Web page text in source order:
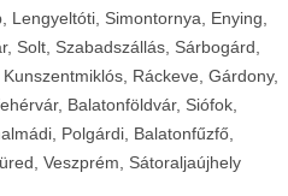
AI hirdetési automatizálás
konstrukció megbízható
teljesítményhez.
iparikonyhagepek.hu
kereskedelmi tésztakeverő
és sajtszeletelő gépek
élelmiszer-
Precíziós vágás
vastagság beállítással.
iparikonyhagepek.hu
Vákuumozó Gép +
vákuumcsomagoló
élelmiszerek
Vákuumfóliázó
+
Lengyeltóti, Simontornya, Enying,
Solt, Szabadszállás, Sárbogárd,
Ráckeve, Gárdony,
Balatonföldvár, Siófok,
Polgárdi, Balatonfűzfő,
Veszprém, Sátoraljaújhely